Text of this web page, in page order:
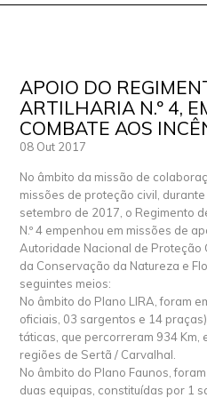
APOIO DO
ARTILHARIA N.º 4,
COMBATE AOS
08 Out 2017
No âmbito da missão de
missões de proteção civil,
setembro de 2017, o Regimento
N.º 4 empenhou em missões de
Autoridade Nacional de Proteção
da Conservação da Natureza e
seguintes meios:
No âmbito do Plano LIRA, foram
oficiais, 03 sargentos e 14
táticas, que percorreram 934 Km,
regiões de Sertã / Carvalhal.
No âmbito do Plano Faunos,
duas equipas, constituídas por 1